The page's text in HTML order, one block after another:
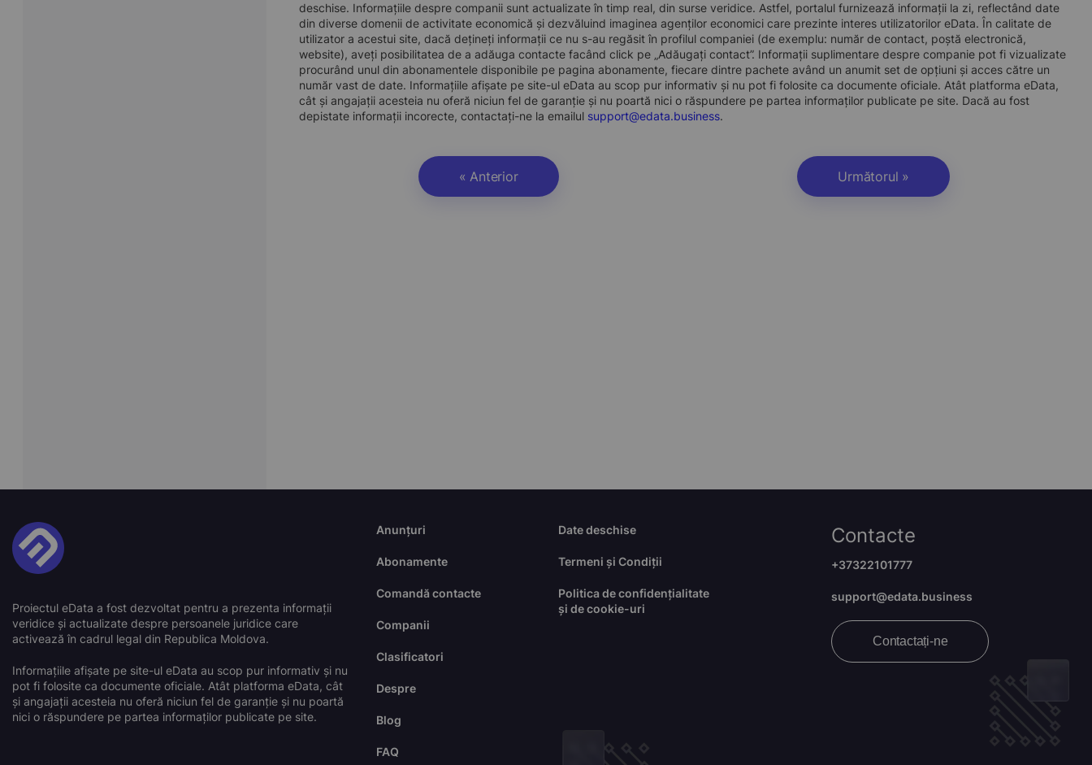
deschise. Informațiile despre companii sunt actualizate în timp real, din surse veridice. Astfel, portalul furnizează informații la zi, reflectând date
din diverse domenii de activitate economică și dezvăluind imaginea agenților economici care prezinte interes utilizatorilor eData. În calitate de
utilizator a acestui site, dacă dețineți informații ce nu s-au regăsit în profilul companiei (de exemplu: număr de contact, poștă electronică,
website), aveți posibilitatea de a adăuga contacte facând click pe „Adăugați contact”. Informații suplimentare despre companie pot fi vizualizate
procurând unul din abonamentele disponibile pe pagina abonamente, fiecare dintre pachete având un anumit set de opțiuni și acces către un
număr vast de date. Informațiile afișate pe site-ul eData au scop pur informativ și nu pot fi folosite ca documente oficiale. Atât platforma eData,
cât și angajații acesteia nu oferă niciun fel de garanție și nu poartă nici o răspundere pe partea informaților publicate pe site. Dacă au fost
depistate informații incorecte, contactați-ne la emailul support@edata.business.
« Anterior Următorul »
Proiectul eData a fost dezvoltat pentru a prezenta informații
veridice și actualizate despre persoanele juridice care
activează în cadrul legal din Republica Moldova.
Informațiile afișate pe site-ul eData au scop pur informativ și nu
pot fi folosite ca documente oficiale. Atât platforma eData, cât
și angajații acesteia nu oferă niciun fel de garanție și nu poartă
nici o răspundere pe partea informaților publicate pe site.
Anunțuri
Abonamente
Comandă contacte
Companii
Clasificatori
Despre
Blog
FAQ
Date deschise
Termeni și Condiții
Politica de confidențialitate
și de cookie-uri
Contacte
+37322101777
support@edata.business
Contactați-ne